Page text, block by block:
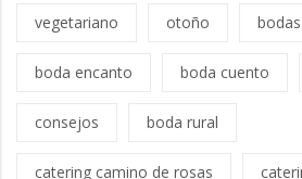
vegetariano otoño
boda encanto boda cuento
consejos boda rural
catering camino de rosas